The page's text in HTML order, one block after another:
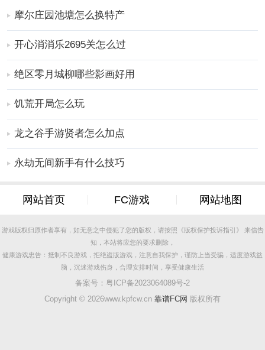
谜，还有令人惊叹的平衡行走和跳跃技巧，挑战性非常
高，能对玩家的操作和反应能力提出更高要求。
波斯王子5手游怎么玩
1、首先，我们需要在迷宫中找到一个宝箱，打开它就可
以得到一把钥匙。
2、然后我们会收集盒子里所有的金币，这样我们就可以
3、当我们完成一关，我们将进入下一关，这个时候，我
们需要用我们的武器消灭敌人。
4、击败所有敌人后，我们可以顺利通关。
摩尔庄园池塘怎么换特产
开心消消乐2695关怎么过
绝区零月城柳哪些影画好用
饥荒开局怎么玩
龙之谷手游贤者怎么加点
永劫无间新手有什么技巧
网站首页 FC游戏 网站地图
游戏版权归原作者享有，如无意之中侵犯了您的版权，请按照《版权保护投诉指引》 来信告
知，本站将应您的要求删除，
健康游戏忠告：抵制不良游戏，拒绝盗版游戏，注意自我保护，谨防上当受骗，适度游戏益
脑，沉迷游戏伤身，合理安排时间，享受健康生活
备案号： 粤ICP备2023064089号-2
Copyright © 2026www.kpfcw.cn 靠谱FC网 版权所有